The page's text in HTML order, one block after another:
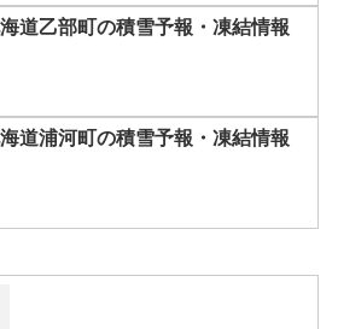
道乙部町の積雪予報・凍結情報
道浦河町の積雪予報・凍結情報